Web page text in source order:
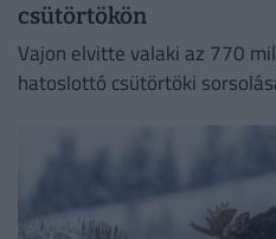
csütörtökön
Vajon elvitte valaki az 770
hatoslottó csütörtöki